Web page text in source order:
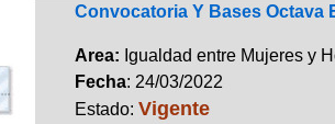
Convocatoria Y Bases Octava
Area: Igualdad entre Mujeres
Fecha: 24/03/2022
Estado: Vigente